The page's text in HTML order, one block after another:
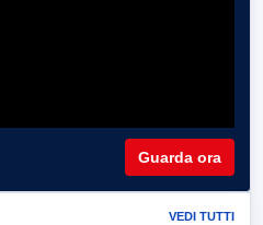
Guarda ora
VEDI TUTTI